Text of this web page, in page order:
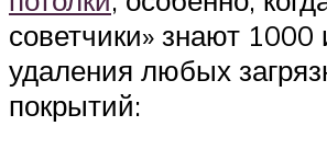
советчики» знают 1000
удаления любых
покрытий: